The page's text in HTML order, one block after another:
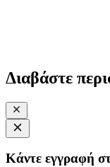
Διαβάστε
Κάντε εγγραφή